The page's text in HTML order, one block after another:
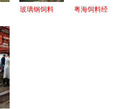
渔业饲料销
玻璃钢饲料
粤海饲料经